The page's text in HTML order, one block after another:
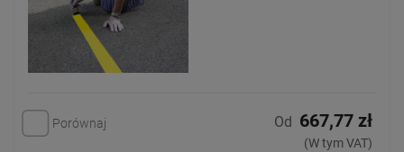
Porównaj Od 667,77 zł
(W tym VAT)